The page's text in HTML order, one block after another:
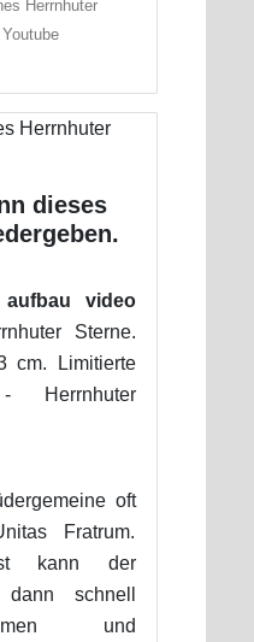
Herrnhuter
dieses
aufbau video
Sterne.
cm. Limitierte
Herrnhuter
oft
Fratrum.
kann der
schnell
und